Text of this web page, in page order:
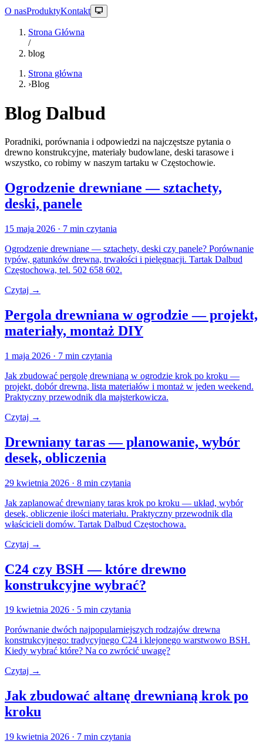
O nasProduktyKontakt
Strona Główna
/
blog
Strona główna
›Blog
Blog Dalbud
Poradniki, porównania i odpowiedzi na najczęstsze pytania o
drewno konstrukcyjne, materiały budowlane, deski tarasowe i
wszystko, co robimy w naszym tartaku w Częstochowie.
Ogrodzenie drewniane — sztachety,
deski, panele
15 maja 2026 · 7 min czytania
Ogrodzenie drewniane — sztachety, deski czy panele? Porównanie
typów, gatunków drewna, trwałości i pielęgnacji. Tartak Dalbud
Częstochowa, tel. 502 658 602.
Czytaj →
Pergola drewniana w ogrodzie — projekt,
materiały, montaż DIY
1 maja 2026 · 7 min czytania
Jak zbudować pergolę drewnianą w ogrodzie krok po kroku —
projekt, dobór drewna, lista materiałów i montaż w jeden weekend.
Praktyczny przewodnik dla majsterkowicza.
Czytaj →
Drewniany taras — planowanie, wybór
desek, obliczenia
29 kwietnia 2026 · 8 min czytania
Jak zaplanować drewniany taras krok po kroku — układ, wybór
desek, obliczenie ilości materiału. Praktyczny przewodnik dla
właścicieli domów. Tartak Dalbud Częstochowa.
Czytaj →
C24 czy BSH — które drewno
konstrukcyjne wybrać?
19 kwietnia 2026 · 5 min czytania
Porównanie dwóch najpopularniejszych rodzajów drewna
konstrukcyjnego: tradycyjnego C24 i klejonego warstwowo BSH.
Kiedy wybrać które? Na co zwrócić uwagę?
Czytaj →
Jak zbudować altanę drewnianą krok po
kroku
19 kwietnia 2026 · 7 min czytania